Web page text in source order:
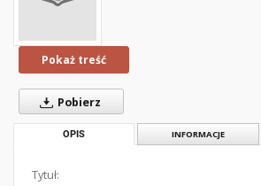
Pokaż treść
Pobierz
OPIS INFORMACJE
Tytuł: